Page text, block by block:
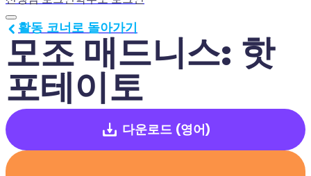
모조 매드니스: 핫
포테이토
활동 코너로 돌아가기
다운로드 (영어)